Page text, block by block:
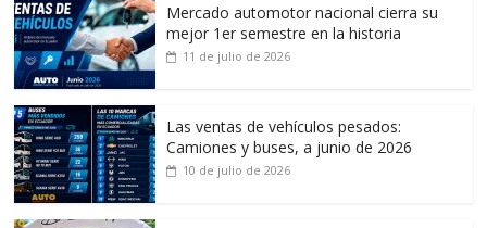
Mercado automotor nacional cierra su
mejor 1er semestre en la historia
11 de julio de 2026
Las ventas de vehículos pesados:
Camiones y buses, a junio de 2026
10 de julio de 2026